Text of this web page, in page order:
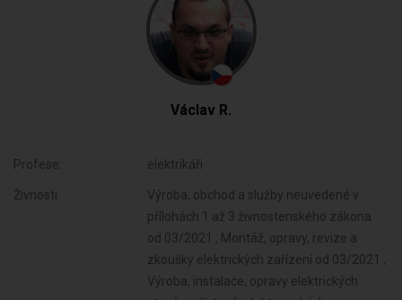
Václav R.
Profese: elektrikáři
Živnosti:
Výroba, obchod a služby neuvedené v
přílohách 1 až 3 živnostenského zákona
od 03/2021 , Montáž, opravy, revize a
zkoušky elektrických zařízení od 03/2021 ,
Výroba, instalace, opravy elektrických